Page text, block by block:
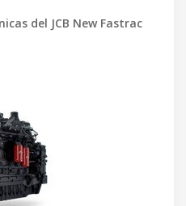
del JCB New Fastrac